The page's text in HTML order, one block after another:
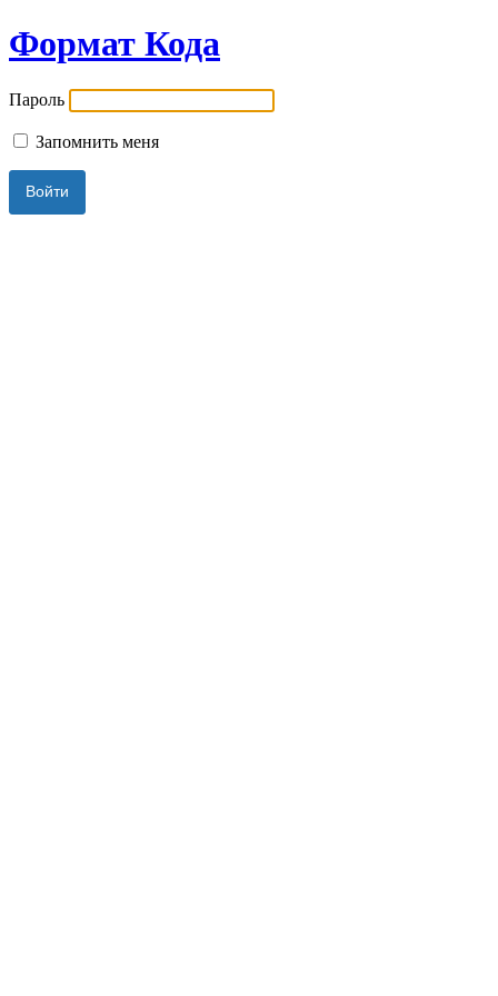
Формат Кода
Пароль
Запомнить меня